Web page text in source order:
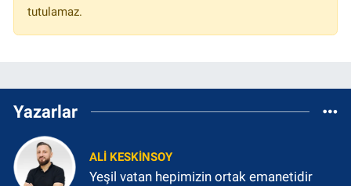
tutulamaz.
Yazarlar
ALI KESKINSOY
Yeşil vatan hepimizin ortak emanetidir